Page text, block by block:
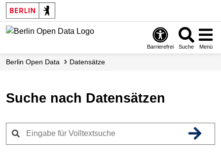
Skip
to
main
Barrierefrei Suche Menü
Berlin Open Data Datensätze
Suche nach Datensätzen